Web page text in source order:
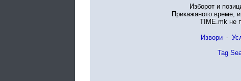
Изборот и
Прикажаното време,
TIME.mk не
Извори -
Tag